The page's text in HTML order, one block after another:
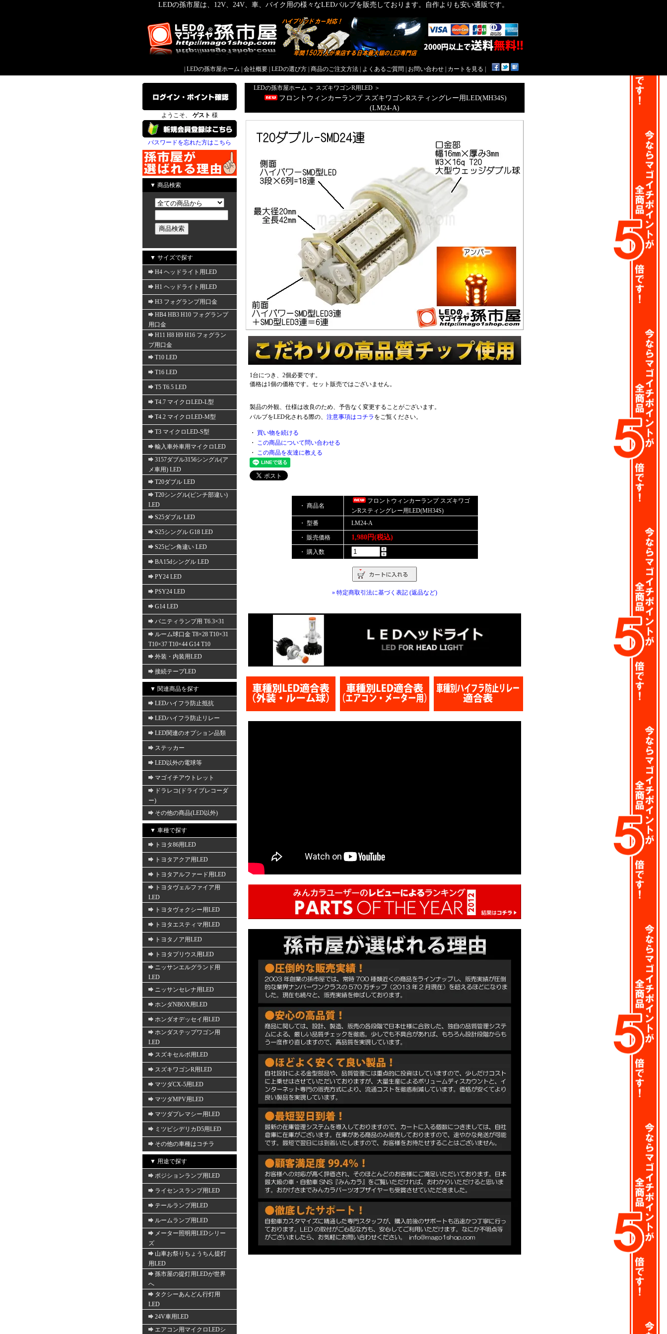
LEDの孫市屋は、12V、24V、車、バイク用の様々なLEDバルブを販売しております。自作よりも安い通販です。
LEDの孫市屋ホーム 会社概要 LEDの選び方 商品のご注文方法 よくあるご質問 お問い合わせ カートを見る
ようこそ、 ゲスト 様
パスワードを忘れた方はこちら
▼ 商品検索
▼ サイズで探す
H4 ヘッドライト用LED
H1 ヘッドライト用LED
H3 フォグランプ用口金
HB4 HB3 H10 フォグランプ
用口金
H11 H8 H9 H16 フォグラン
プ用口金
T10 LED
T16 LED
T5 T6.5 LED
T4.7 マイクロLED-L型
T4.2 マイクロLED-M型
T3 マイクロLED-S型
輸入車外車用マイクロLED
3157ダブル3156シングル(ア
メ車用) LED
T20ダブル LED
T20シングル(ピンチ部違い)
LED
S25ダブル LED
S25シングル G18 LED
S25ピン角違い LED
BA15dシングル LED
PY24 LED
PSY24 LED
G14 LED
バニティランプ用 T6.3×31
ルーム球口金 T8×28 T10×31
T10×37 T10×44 G14 T10
外装・内装用LED
接続テープLED
▼ 関連商品を探す
LEDハイフラ防止抵抗
LEDハイフラ防止リレー
LED関連のオプション品類
ステッカー
LED以外の電球等
マゴイチアウトレット
ドラレコ(ドライブレコーダ
ー)
その他の商品(LED以外)
▼ 車種で探す
トヨタ86用LED
トヨタアクア用LED
トヨタアルファード用LED
トヨタヴェルファイア用
LED
トヨタヴォクシー用LED
トヨタエスティマ用LED
トヨタノア用LED
トヨタプリウス用LED
ニッサンエルグランド用
LED
ニッサンセレナ用LED
ホンダNBOX用LED
ホンダオデッセイ用LED
ホンダステップワゴン用
LED
スズキセルボ用LED
スズキワゴンR用LED
マツダCX-5用LED
マツダMPV用LED
マツダプレマシー用LED
ミツビシデリカD5用LED
その他の車種はコチラ
▼ 用途で探す
ポジションランプ用LED
ライセンスランプ用LED
テールランプ用LED
ルームランプ用LED
メーター照明用LEDシリー
ズ
山車お祭りちょうちん提灯
用LED
孫市屋の提灯用LEDが世界
へ
タクシーあんどん行灯用
LED
24V車用LED
エアコン用マイクロLEDシ
LEDの孫市屋ホーム ＞ スズキワゴンR用LED ＞
フロントウィンカーランプ スズキワゴンRスティングレー用LED(MH34S)
(LM24-A)
1台につき、2個必要です。
価格は1個の価格です。セット販売ではございません。
製品の外観、仕様は改良のため、予告なく変更することがございます。
バルブをLED化される際の、 注意事項はコチラ をご覧ください。
・ 買い物を続ける
・ この商品について問い合わせる
・ この商品を友達に教える
・ 商品名
フロントウィンカーランプ スズキワゴ
ンRスティングレー用LED(MH34S)
・ 型番
LM24-A
・ 販売価格 1,980円(税込)
・ 購入数
» 特定商取引法に基づく表記 (返品など)